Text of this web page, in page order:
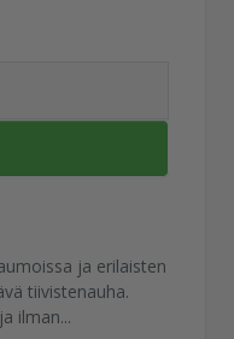
ja erilaisten
tiivistenauha.
ilman...